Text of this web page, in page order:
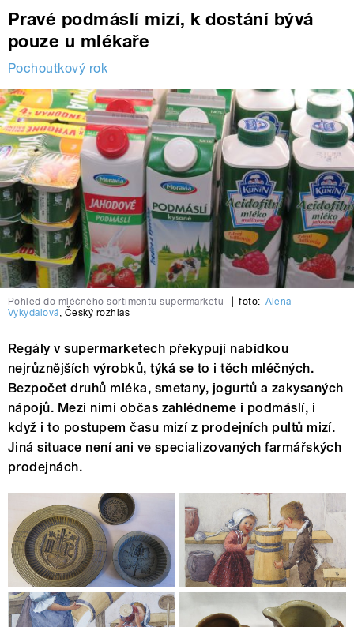
Pravé podmáslí mizí, k dostání bývá
pouze u mlékaře
Pochoutkový rok
Pohled do mléčného sortimentu supermarketu foto: Alena
Vykydalová, Český rozhlas
Regály v supermarketech překypují nabídkou
nejrůznějších výrobků, týká se to i těch mléčných.
Bezpočet druhů mléka, smetany, jogurtů a zakysaných
nápojů. Mezi nimi občas zahlédneme i podmáslí, i
když i to postupem času mizí z prodejních pultů mizí.
Jiná situace není ani ve specializovaných farmářských
prodejnách.